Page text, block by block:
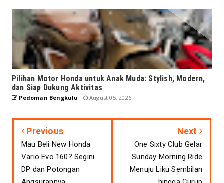
Pilihan Motor Honda untuk Anak Muda: Stylish, Modern,
dan Siap Dukung Aktivitas
Pedoman Bengkulu August 05, 2026
Previous
Mau Beli New Honda
Vario Evo 160? Segini
DP dan Potongan
Next
One Sixty Club Gelar
Sunday Morning Ride
Menuju Liku Sembilan